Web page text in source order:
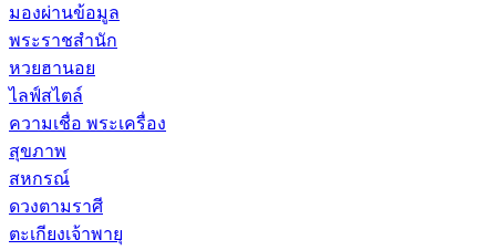
มองผ่านข้อมูล
พระราชสำนัก
หวยฮานอย
ไลฟ์สไตล์
ความเชื่อ พระเครื่อง
สุขภาพ
สหกรณ์
ดวงตามราศี
ตะเกียงเจ้าพายุ